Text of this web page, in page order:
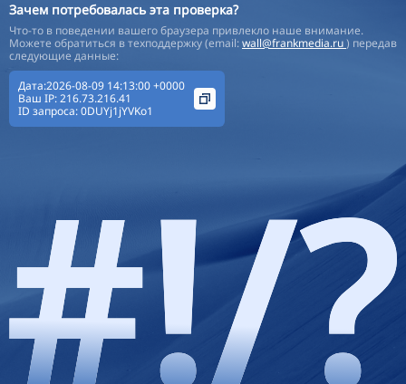
Зачем потребовалась эта проверка?
Что-то в поведении вашего браузера привлекло наше внимание.
Можете обратиться в техподдержку (email:wall@frankmedia.ru) передав
следующие данные:
Дата:2026-08-09 14:13:00 +0000
Ваш IP:216.73.216.41
ID запроса:0DUYj1jYVKo1